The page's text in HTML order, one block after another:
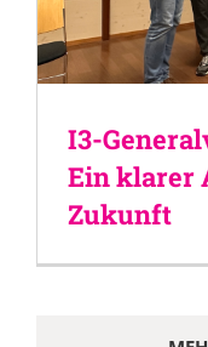
I3-
Ein klarer
Zukunft